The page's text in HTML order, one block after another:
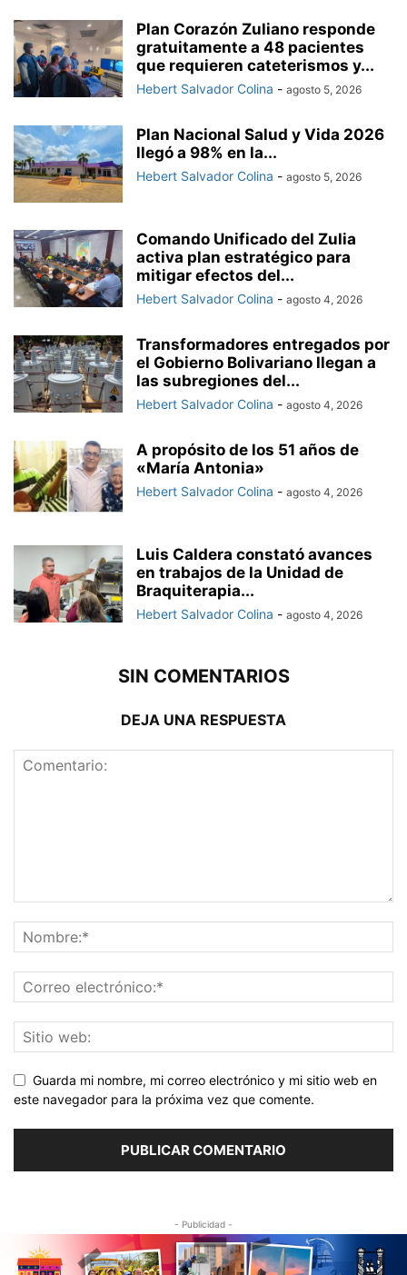
Plan Corazón Zuliano responde
gratuitamente a 48 pacientes
que requieren cateterismos y...
Hebert Salvador Colina - agosto 5, 2026
Plan Nacional Salud y Vida 2026
llegó a 98% en la...
Hebert Salvador Colina - agosto 5, 2026
Comando Unificado del Zulia
activa plan estratégico para
mitigar efectos del...
Hebert Salvador Colina - agosto 4, 2026
Transformadores entregados por
el Gobierno Bolivariano llegan a
las subregiones del...
Hebert Salvador Colina - agosto 4, 2026
A propósito de los 51 años de
«María Antonia»
Hebert Salvador Colina - agosto 4, 2026
Luis Caldera constató avances
en trabajos de la Unidad de
Braquiterapia...
Hebert Salvador Colina - agosto 4, 2026
SIN COMENTARIOS
DEJA UNA RESPUESTA
Guarda mi nombre, mi correo electrónico y mi sitio web en
este navegador para la próxima vez que comente.
- Publicidad -